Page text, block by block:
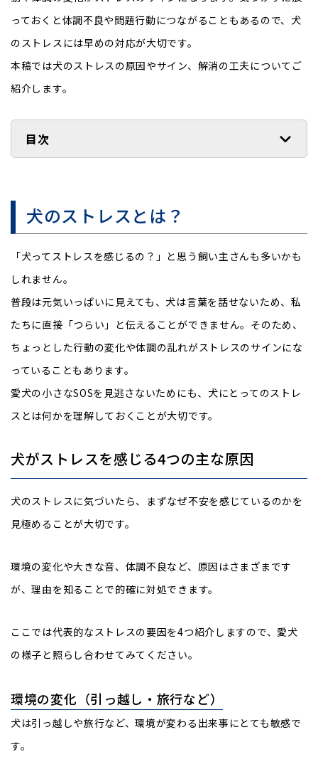
っておくと体調不良や問題行動につながることもあるので、犬
のストレスには早めの対応が大切です。
本稿では犬のストレスの原因やサイン、解消の工夫についてご
紹介します。
目次
犬のストレスとは？
「犬ってストレスを感じるの？」と思う飼い主さんも多いかも
しれません。
普段は元気いっぱいに見えても、犬は言葉を話せないため、私
たちに直接「つらい」と伝えることができません。そのため、
ちょっとした行動の変化や体調の乱れがストレスのサインにな
っていることもあります。
愛犬の小さなSOSを見逃さないためにも、犬にとってのストレ
スとは何かを理解しておくことが大切です。
犬がストレスを感じる4つの主な原因
犬のストレスに気づいたら、まずなぜ不安を感じているのかを
見極めることが大切です。
環境の変化や大きな音、体調不良など、原因はさまざまです
が、理由を知ることで的確に対処できます。
ここでは代表的なストレスの要因を4つ紹介しますので、愛犬
の様子と照らし合わせてみてください。
環境の変化（引っ越し・旅行など）
犬は引っ越しや旅行など、環境が変わる出来事にとても敏感で
す。